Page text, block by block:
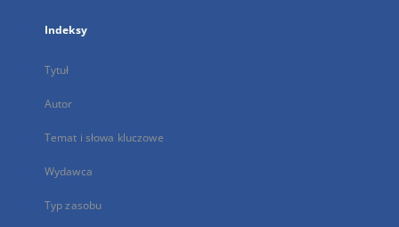
Indeksy
Tytuł
Autor
Temat i słowa kluczowe
Wydawca
Typ zasobu